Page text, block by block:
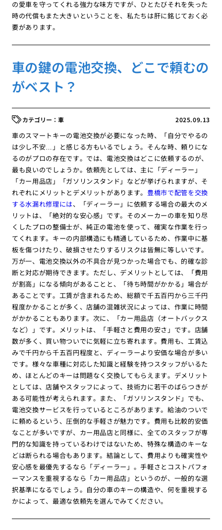
の愛車を守ってくれる強力な味方ですが、ひとたびそれを失った
時の代償もまた大きいということを、私たちは肝に銘じておく必
要があります。
車の鍵の電池交換、どこで頼むの
がベスト？
2025.09.13
車
車のスマートキーの電池交換が必要になった時、「自分でやるの
は少し不安…」と感じる方もいるでしょう。そんな時、頼りにな
るのがプロの存在です。では、電池交換はどこに依頼するのが、
最も良いのでしょうか。依頼先としては、主に「ディーラー」
「カー用品店」「ガソリンスタンド」などが挙げられますが、そ
れぞれにメリットとデメリットがあります。 豊橋市で配管を交換
する水漏れ修理には、「ディーラー」に依頼する場合の最大のメ
リットは、「絶対的な安心感」です。そのメーカーの車を知り尽
くしたプロの整備士が、純正の電池を使って、確実な作業を行っ
てくれます。キーの内部構造にも精通しているため、作業中に基
板を傷つけたり、破損させたりするリスクは皆無に等しいです。
万が一、電池交換以外の不具合が見つかった場合でも、的確な診
断と対応が期待できます。ただし、デメリットとしては、「費用
が割高」になる傾向があることと、「待ち時間がかかる」場合が
あることです。工賃が含まれるため、総額で千五百円から三千円
程度かかることが多く、店舗の混雑状況によっては、作業に時間
がかかることもあります。次に、「カー用品店（オートバックス
など）」です。メリットは、「手軽さと費用の安さ」です。店舗
数が多く、買い物ついでに気軽に立ち寄れます。費用も、工賃込
みで千円から千五百円程度と、ディーラーより安価な場合が多い
です。様々な車種に対応した知識と経験を持つスタッフがいるた
め、ほとんどのキーは問題なく交換してもらえます。デメリット
としては、店舗やスタッフによって、技術力に若干のばらつきが
ある可能性が考えられます。また、「ガソリンスタンド」でも、
電池交換サービスを行っているところがあります。給油のついで
に頼めるという、圧倒的な手軽さが魅力です。費用も比較的安価
なことが多いですが、カー用品店と同様に、全てのスタッフが専
門的な知識を持っているわけではないため、特殊な構造のキーな
どは断られる場合もあります。結論として、費用よりも確実性や
安心感を最優先するなら「ディーラー」。手軽さとコストパフォ
ーマンスを重視するなら「カー用品店」というのが、一般的な選
択基準になるでしょう。自分の車のキーの構造や、何を重視する
かによって、最適な依頼先を選んでみてください。